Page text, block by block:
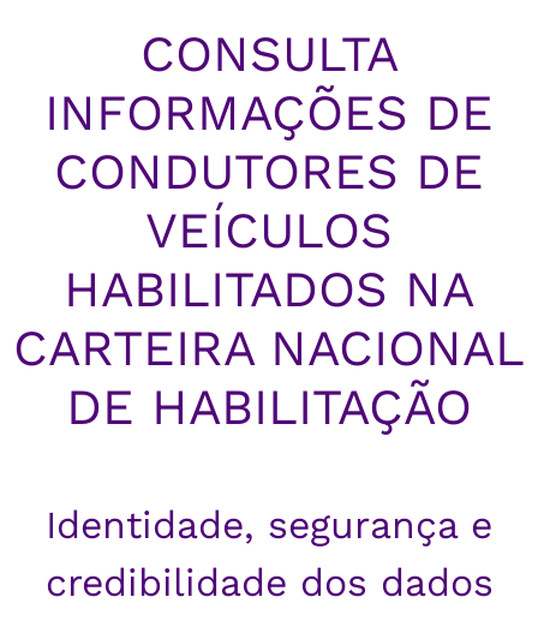
CONSULTA
INFORMAÇÕES DE
CONDUTORES DE
VEÍCULOS
HABILITADOS NA
CARTEIRA NACIONAL
DE HABILITAÇÃO
Identidade, segurança e
credibilidade dos dados